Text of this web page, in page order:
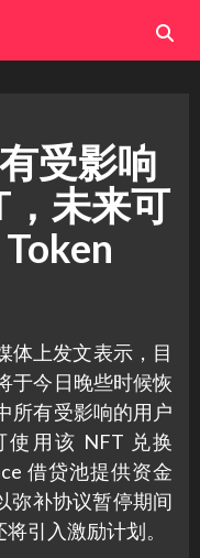
受影响
未来可
体上发文表示，目
于今日晚些时候恢
所有受影响的用户
用该 NFT 兑换
借贷池提供资金
弥补协议暂停期间
引入激励计划。